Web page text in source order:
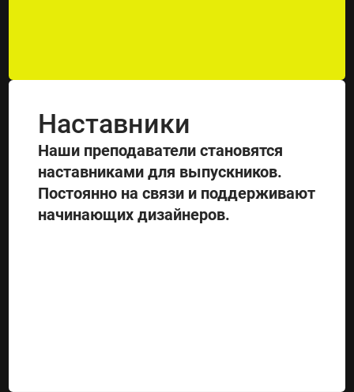
Наставники
Наши преподаватели становятся
наставниками для выпускников.
Постоянно на связи и поддерживают
начинающих дизайнеров.